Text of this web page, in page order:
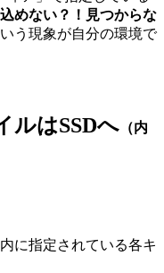
めない？！見つからな
う現象が自分の環境で
ルはSSDへ （内
に指定されている各キ